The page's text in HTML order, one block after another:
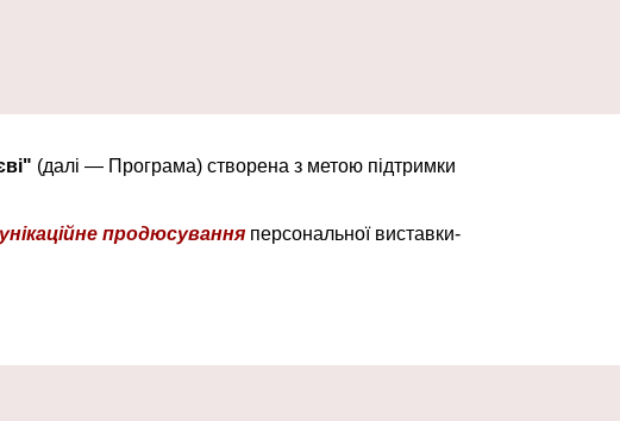
(далі — Програма) створена з метою підтримки
продюсуванняперсональної виставки-